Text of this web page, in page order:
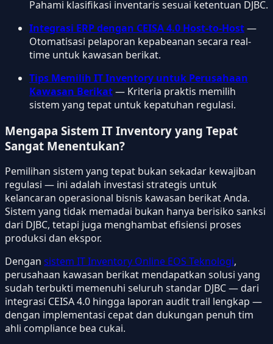
Pahami klasifikasi inventaris sesuai ketentuan DJBC.
Integrasi ERP dengan CEISA 4.0 Host-to-Host—
Otomatisasi pelaporan kepabeanan secara real-
time untuk kawasan berikat.
Tips Memilih IT Inventory untuk Perusahaan
Kawasan Berikat— Kriteria praktis memilih
sistem yang tepat untuk kepatuhan regulasi.
Mengapa Sistem IT Inventory yang Tepat
Sangat Menentukan?
Pemilihan sistem yang tepat bukan sekadar kewajiban
regulasi — ini adalah investasi strategis untuk
kelancaran operasional bisnis kawasan berikat Anda.
Sistem yang tidak memadai bukan hanya berisiko sanksi
dari DJBC, tetapi juga menghambat efisiensi proses
produksi dan ekspor.
Dengan sistem IT Inventory Online EOS Teknologi,
perusahaan kawasan berikat mendapatkan solusi yang
sudah terbukti memenuhi seluruh standar DJBC — dari
integrasi CEISA 4.0 hingga laporan audit trail lengkap —
dengan implementasi cepat dan dukungan penuh tim
ahli compliance bea cukai.